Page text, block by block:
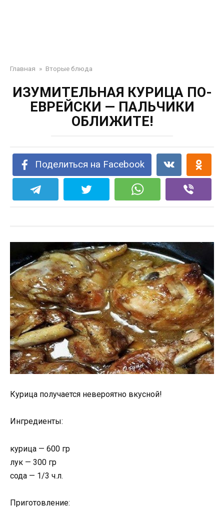
Главная » Вторые блюда
ИЗУМИТЕЛЬНАЯ КУРИЦА ПО-
ЕВРЕЙСКИ — ПАЛЬЧИКИ
ОБЛИЖИТЕ!
Поделиться на Facebook
Курица получается невероятно вкусной!
Ингредиенты:
курица — 600 гр
лук — 300 гр
сода — 1/3 ч.л.
Приготовление: